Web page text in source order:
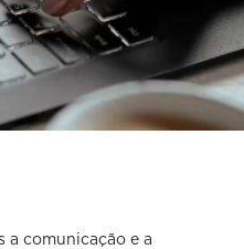
a comunicação e a